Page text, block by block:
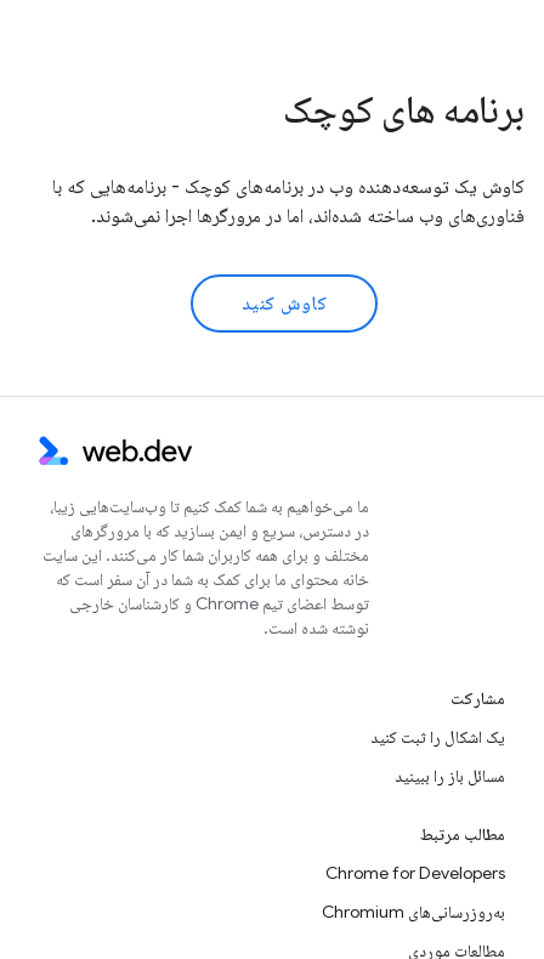
برنامه های کوچک
کاوش یک توسعه‌دهنده وب در برنامه‌های کوچک - برنامه‌هایی که با
فناوری‌های وب ساخته شده‌اند، اما در مرورگرها اجرا نمی‌شوند.
کاوش کنید
ما می‌خواهیم به شما کمک کنیم تا وب‌سایت‌هایی زیبا،
در دسترس، سریع و ایمن بسازید که با مرورگرهای
مختلف و برای همه کاربران شما کار می‌کنند. این سایت
خانه محتوای ما برای کمک به شما در آن سفر است که
توسط اعضای تیم Chrome و کارشناسان خارجی
نوشته شده است.
مشارکت
یک اشکال را ثبت کنید
مسائل باز را ببینید
مطالب مرتبط
Chrome for Developers
به‌روزرسانی‌های Chromium
مطالعات موردی